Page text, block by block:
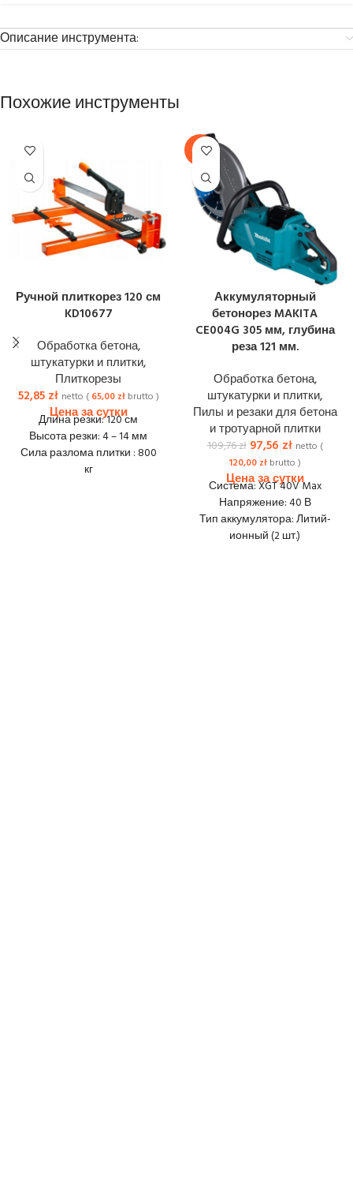
Описание инструмента:
Похожие инструменты
Ручной плиткорез 120 см
KD10677
Обработка бетона,
штукатурки и плитки,
Плиткорезы
52,85 zł netto ( 65,00 złbrutto )
Длина резки: 120 см
Высота резки: 4 – 14 мм
Сила разлома плитки : 800
кг
-11%
Аккумуляторный
бетонорез MAKITA
CE004G 305 мм, глубина
реза 121 мм.
Обработка бетона,
штукатурки и плитки,
Пилы и резаки для бетона
и тротуарной плитки
109,76zł 97,56 zł netto (
120,00 zł brutto )
Система: XGT 40V Max
Напряжение: 40 В
Тип аккумулятора: Литий-
ионный (2 шт.)